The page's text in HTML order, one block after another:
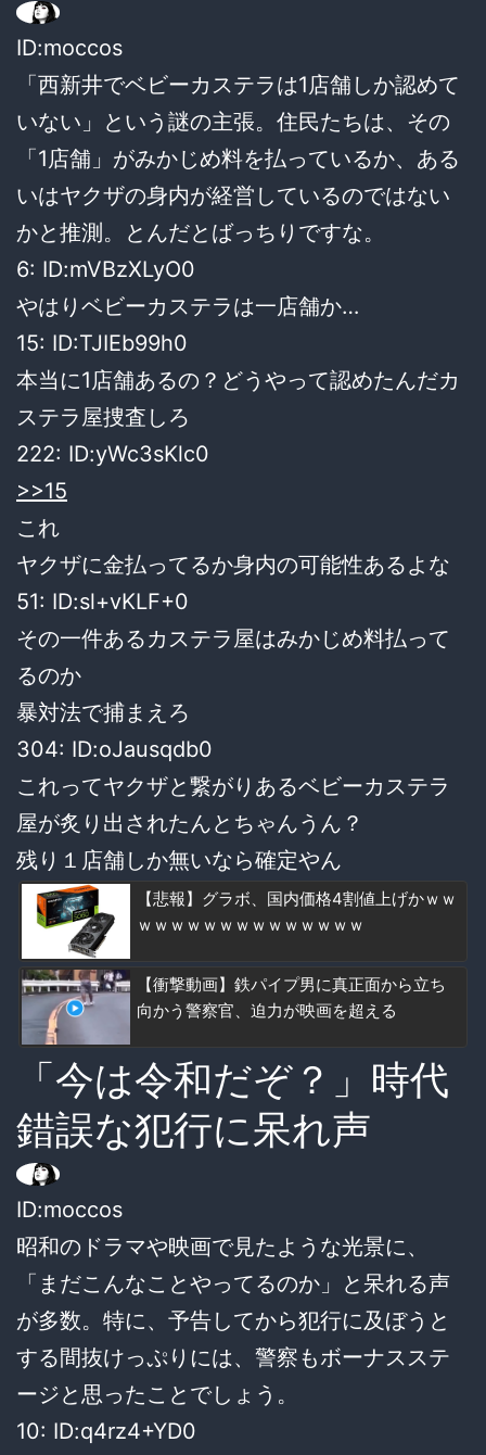
ID:moccos
「西新井でベビーカステラは1店舗しか認めて
いない」という謎の主張。住民たちは、その
「1店舗」がみかじめ料を払っているか、ある
いはヤクザの身内が経営しているのではない
かと推測。とんだとばっちりですな。
6: ID:mVBzXLyO0
やはりベビーカステラは一店舗か…
15: ID:TJIEb99h0
本当に1店舗あるの？どうやって認めたんだカ
ステラ屋捜査しろ
222: ID:yWc3sKlc0
>>15
これ
ヤクザに金払ってるか身内の可能性あるよな
51: ID:sl+vKLF+0
その一件あるカステラ屋はみかじめ料払って
るのか
暴対法で捕まえろ
304: ID:oJausqdb0
これってヤクザと繋がりあるベビーカステラ
屋が炙り出されたんとちゃんうん？
残り１店舗しか無いなら確定やん
【悲報】グラボ、国内価格4割値上げかｗｗ
ｗｗｗｗｗｗｗｗｗｗｗｗｗｗ
【衝撃動画】鉄パイプ男に真正面から立ち
向かう警察官、迫力が映画を超える
「今は令和だぞ？」時代
錯誤な犯行に呆れ声
ID:moccos
昭和のドラマや映画で見たような光景に、
「まだこんなことやってるのか」と呆れる声
が多数。特に、予告してから犯行に及ぼうと
する間抜けっぷりには、警察もボーナスステ
ージと思ったことでしょう。
10: ID:q4rz4+YD0